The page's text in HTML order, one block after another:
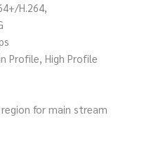
H.264,
Profile, High Profile
for main stream